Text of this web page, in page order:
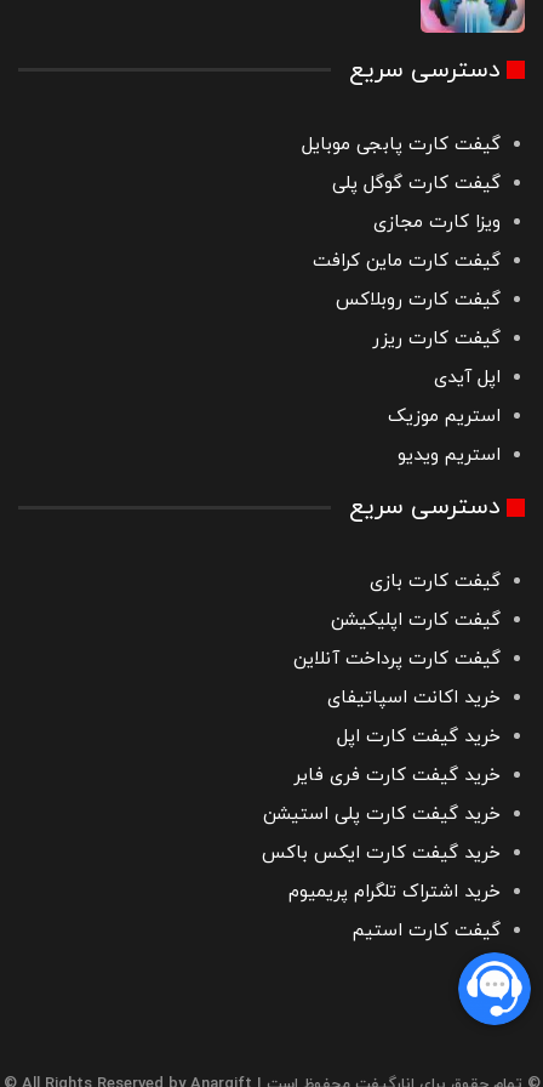
دسترسی سریع
گیفت کارت پابجی موبایل
گیفت کارت گوگل پلی
ویزا کارت مجازی
گیفت کارت ماین کرافت
گیفت کارت روبلاکس
گیفت کارت ریزر
اپل آیدی
استریم موزیک
استریم ویدیو
دسترسی سریع
گیفت کارت بازی
گیفت کارت اپلیکیشن
گیفت کارت پرداخت آنلاین
خرید اکانت اسپاتیفای
خرید گیفت کارت اپل
خرید گیفت کارت فری فایر
خرید گیفت کارت پلی استیشن
خرید گیفت کارت ایکس باکس
خرید اشتراک تلگرام پریمیوم
گیفت کارت استیم